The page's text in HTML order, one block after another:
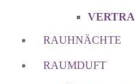
RAUHNÄCHTE
RAUMDUFT